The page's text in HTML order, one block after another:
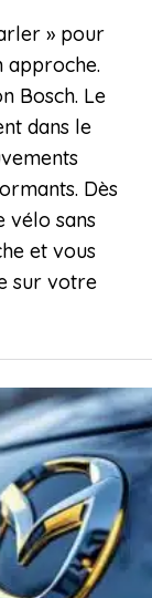
» pour
approche.
Bosch. Le
dans le
Dès
vélo sans
et vous
sur votre